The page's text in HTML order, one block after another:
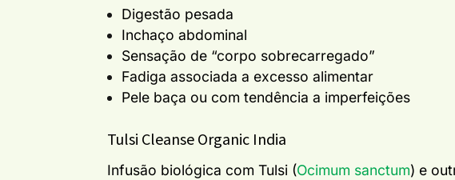
Digestão pesada
Inchaço abdominal
Sensação de “corpo sobrecarregado”
Fadiga associada a excesso alimentar
Pele baça ou com tendência a imperfeições
Tulsi Cleanse Organic India
Infusão biológica com Tulsi (Ocimum sanctum) e